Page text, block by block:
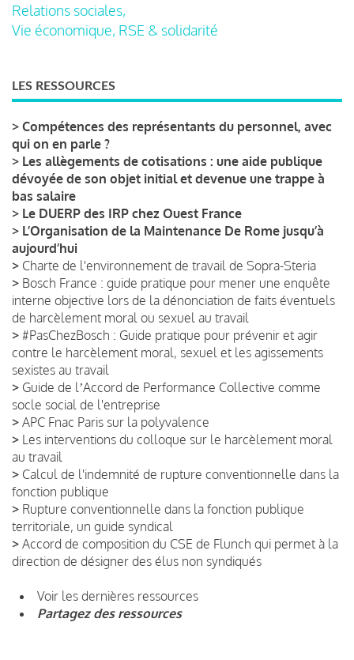
Relations sociales,
Vie économique, RSE & solidarité
LES RESSOURCES
> Compétences des représentants du personnel, avec
qui on en parle ?
> Les allègements de cotisations : une aide publique
dévoyée de son objet initial et devenue une trappe à
bas salaire
> Le DUERP des IRP chez Ouest France
> L’Organisation de la Maintenance De Rome jusqu’à
aujourd’hui
> Charte de l'environnement de travail de Sopra-Steria
> Bosch France : guide pratique pour mener une enquête
interne objective lors de la dénonciation de faits éventuels
de harcèlement moral ou sexuel au travail
> #PasChezBosch : Guide pratique pour prévenir et agir
contre le harcèlement moral, sexuel et les agissements
sexistes au travail
> Guide de lʼAccord de Performance Collective comme
socle social de l'entreprise
> APC Fnac Paris sur la polyvalence
> Les interventions du colloque sur le harcèlement moral
au travail
> Calcul de l'indemnité de rupture conventionnelle dans la
fonction publique
> Rupture conventionnelle dans la fonction publique
territoriale, un guide syndical
> Accord de composition du CSE de Flunch qui permet à la
direction de désigner des élus non syndiqués
Voir les dernières ressources
Partagez des ressources